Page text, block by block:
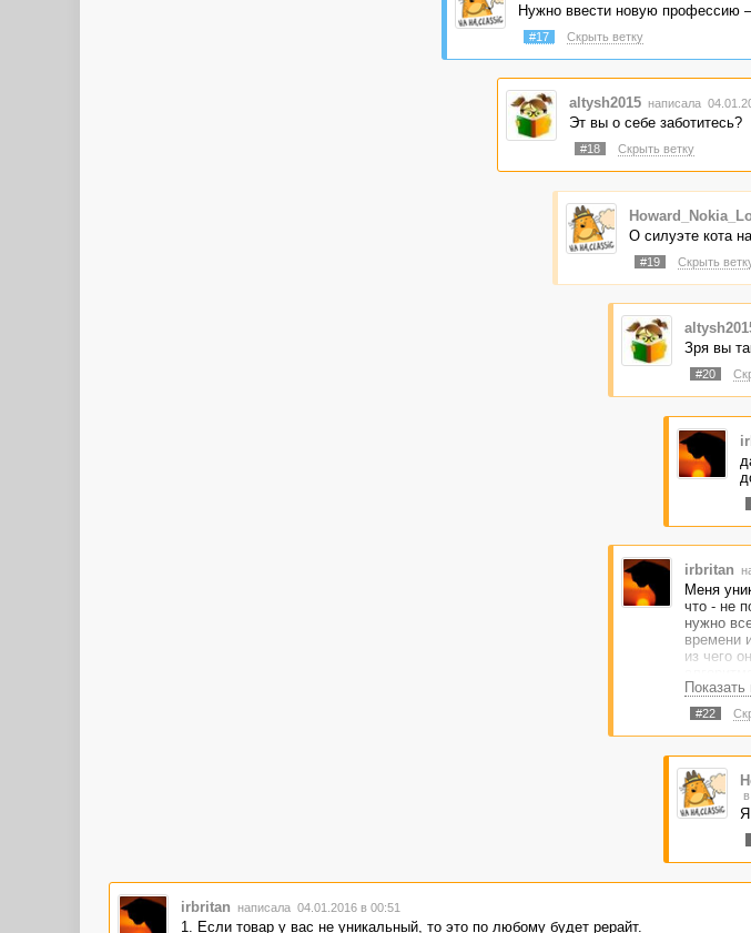
Нужно ввести новую профессию —
#17 Скрыть ветку
altysh2015 написала
Эт вы о себе заботитесь?
#18 Скрыть ветку
О силуэте кота
#19 Скрыть
Зря вы
#20
irbritan
Меня
что - не
нужно
времени
из чего
#22
Я
irbritan написала 04.01.2016 в 00:51
1. Если товар у вас не уникальный, то это по любому будет рерайт.